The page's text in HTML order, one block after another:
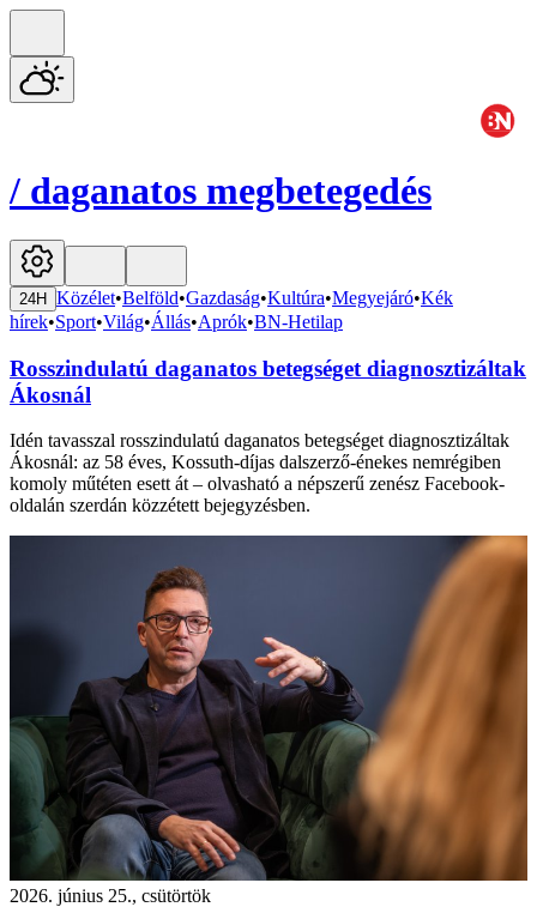
/ daganatos megbetegedés
24H Közélet•Belföld•Gazdaság•Kultúra•Megyejáró•Kék
hírek•Sport•Világ•Állás•Aprók•BN-Hetilap
Rosszindulatú daganatos betegséget diagnosztizáltak
Ákosnál
Idén tavasszal rosszindulatú daganatos betegséget diagnosztizáltak
Ákosnál: az 58 éves, Kossuth-díjas dalszerző-énekes nemrégiben
komoly műtéten esett át – olvasható a népszerű zenész Facebook-
oldalán szerdán közzétett bejegyzésben.
2026. június 25., csütörtök